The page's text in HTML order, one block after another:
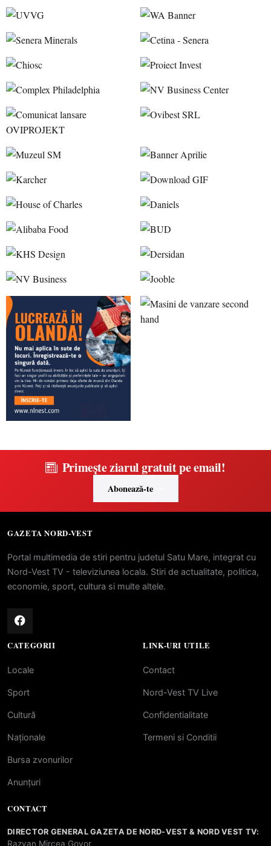
Primește ziarul gratuit pe email!
Abonează-te
GAZETA NORD-VEST
Portal multimedia de stiri pentru judetul Satu Mare, integrat cu
Nord-Vest TV - televiziunea locala. Stiri de actualitate, politica,
economie, sport, cultura si multe altele.
CATEGORII
Locale
Sport
Cultură
Naționale
Bursa zvonurilor
Anunțuri
LINK-URI UTILE
Contact
Nord-Vest TV Live
Confidentialitate
Termeni si Conditii
CONTACT
DIRECTOR GENERAL GAZETA DE NORD-VEST & NORD VEST TV:
Razvan Mircea Govor